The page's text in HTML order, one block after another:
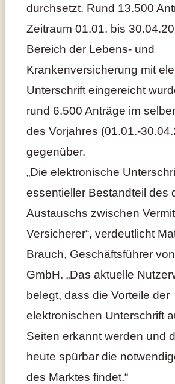
durchsetzt. Rund 13.500
Zeitraum 01.01. bis
Bereich der Lebens- und
Krankenversicherung mit
Unterschrift eingereicht
rund 6.500 Anträge im
des Vorjahres (01.01.-
gegenüber.
„Die elektronische
essentieller Bestandteil des
Austauschs zwischen
Versicherer“, verdeutlicht
Brauch, Geschäftsführer
GmbH. „Das aktuelle
belegt, dass die Vorteile der
elektronischen Unterschrift
Seiten erkannt werden und
heute spürbar die
des Marktes findet.“